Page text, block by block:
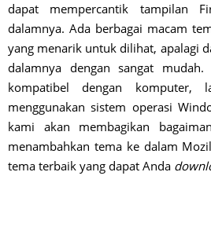
dapat mempercantik tampilan
dalamnya. Ada berbagai macam
yang menarik untuk dilihat, apalagi
dalamnya dengan sangat
kompatibel dengan komputer,
menggunakan sistem operasi
kami akan membagikan
menambahkan tema ke dalam
tema terbaik yang dapat Anda